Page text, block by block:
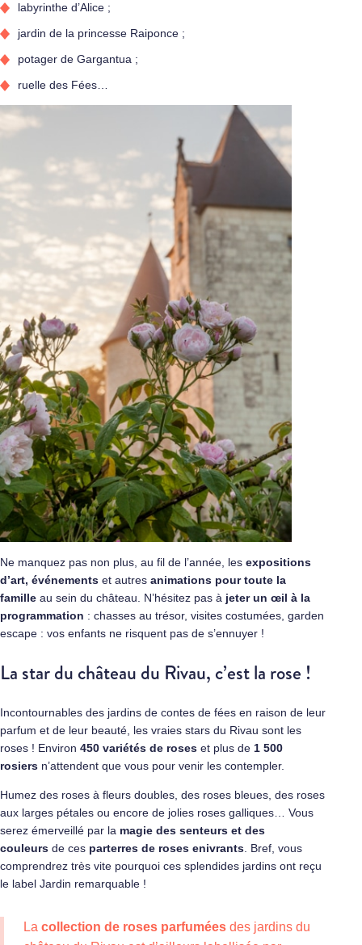
labyrinthe d’Alice ;
jardin de la princesse Raiponce ;
potager de Gargantua ;
ruelle des Fées…
Ne manquez pas non plus, au fil de l’année, les expositions
d’art, événements et autres animations pour toute la
famille au sein du château. N’hésitez pas à jeter un œil à la
programmation : chasses au trésor, visites costumées, garden
escape : vos enfants ne risquent pas de s’ennuyer !
La star du château du Rivau, c’est la rose !
Incontournables des jardins de contes de fées en raison de leur
parfum et de leur beauté, les vraies stars du Rivau sont les
roses ! Environ 450 variétés de roses et plus de 1 500
rosiers n’attendent que vous pour venir les contempler.
Humez des roses à fleurs doubles, des roses bleues, des roses
aux larges pétales ou encore de jolies roses galliques… Vous
serez émerveillé par la magie des senteurs et des
couleurs de ces parterres de roses enivrants . Bref, vous
comprendrez très vite pourquoi ces splendides jardins ont reçu
le label Jardin remarquable !
La collection de roses parfumées des jardins du